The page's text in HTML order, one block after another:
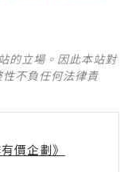
的立場。因此本站對
不負任何法律責
價企劃》